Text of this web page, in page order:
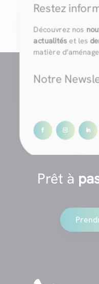
Restez
Découvrez nos
actualités et les
matière
Notre
Prêt à